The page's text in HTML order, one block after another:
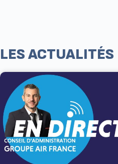
LES ACTUALITÉS